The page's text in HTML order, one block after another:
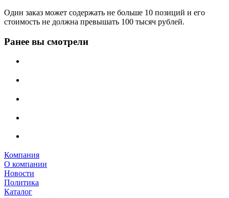
Один заказ может содержать не больше 10 позиций и его
стоимость не должна превышать 100 тысяч рублей.
Ранее вы смотрели
Компания
О компании
Новости
Политика
Каталог